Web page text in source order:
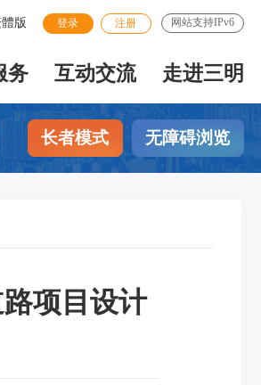
版 登录 注册 网站支持IPv6
务 互动交流 走进三明
长者模式 无障碍浏览
项目设计